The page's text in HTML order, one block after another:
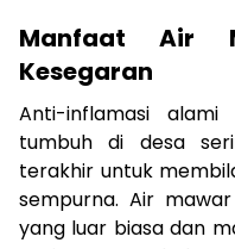
Manfaat Air
Kesegaran
Anti-inflamasi
tumbuh di desa
terakhir untuk
sempurna. Air
yang luar biasa dan